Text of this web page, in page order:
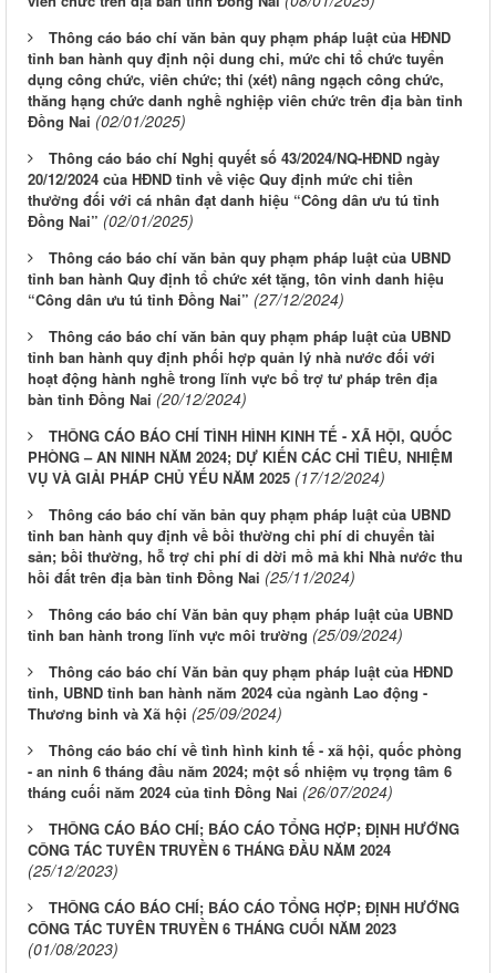
Thông cáo báo chí văn bản quy phạm pháp luật của HĐND
tỉnh ban hành quy định nội dung chi, mức chi tổ chức tuyển
dụng công chức, viên chức; thi (xét) nâng ngạch công chức,
thăng hạng chức danh nghề nghiệp viên chức trên địa bàn tỉnh
Đồng Nai (02/01/2025)
Thông cáo báo chí Nghị quyết số 43/2024/NQ-HĐND ngày
20/12/2024 của HĐND tỉnh về việc Quy định mức chi tiền
thưởng đối với cá nhân đạt danh hiệu “Công dân ưu tú tỉnh
Đồng Nai” (02/01/2025)
Thông cáo báo chí văn bản quy phạm pháp luật của UBND
tỉnh ban hành Quy định tổ chức xét tặng, tôn vinh danh hiệu
“Công dân ưu tú tỉnh Đồng Nai” (27/12/2024)
Thông cáo báo chí văn bản quy phạm pháp luật của UBND
tỉnh ban hành quy định phối hợp quản lý nhà nước đối với
hoạt động hành nghề trong lĩnh vực bổ trợ tư pháp trên địa
bàn tỉnh Đồng Nai (20/12/2024)
THÔNG CÁO BÁO CHÍ TÌNH HÌNH KINH TẾ - XÃ HỘI, QUỐC
PHÒNG – AN NINH NĂM 2024; DỰ KIẾN CÁC CHỈ TIÊU, NHIỆM
VỤ VÀ GIẢI PHÁP CHỦ YẾU NĂM 2025 (17/12/2024)
Thông cáo báo chí văn bản quy phạm pháp luật của UBND
tỉnh ban hành quy định về bồi thường chi phí di chuyển tài
sản; bồi thường, hỗ trợ chi phí di dời mồ mả khi Nhà nước thu
hồi đất trên địa bàn tỉnh Đồng Nai (25/11/2024)
Thông cáo báo chí Văn bản quy phạm pháp luật của UBND
tỉnh ban hành trong lĩnh vực môi trường (25/09/2024)
Thông cáo báo chí Văn bản quy phạm pháp luật của HĐND
tỉnh, UBND tỉnh ban hành năm 2024 của ngành Lao động -
Thương binh và Xã hội (25/09/2024)
Thông cáo báo chí về tình hình kinh tế - xã hội, quốc phòng
- an ninh 6 tháng đầu năm 2024; một số nhiệm vụ trọng tâm 6
tháng cuối năm 2024 của tỉnh Đồng Nai (26/07/2024)
THÔNG CÁO BÁO CHÍ; BÁO CÁO TỔNG HỢP; ĐỊNH HƯỚNG
CÔNG TÁC TUYÊN TRUYỀN 6 THÁNG ĐẦU NĂM 2024
(25/12/2023)
THÔNG CÁO BÁO CHÍ; BÁO CÁO TỔNG HỢP; ĐỊNH HƯỚNG
CÔNG TÁC TUYÊN TRUYỀN 6 THÁNG CUỐI NĂM 2023
(01/08/2023)